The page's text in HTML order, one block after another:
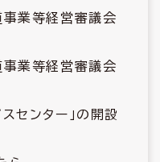
業等経営審議会
業等経営審議会
センター」の開設